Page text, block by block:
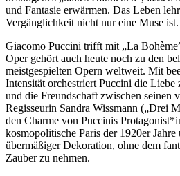
und Fantasie erwärmen. Das Leben
Vergänglichkeit nicht nur eine Muse ist.
Giacomo Puccini trifft mit „La
Oper gehört auch heute noch zu den
meistgespielten Opern weltweit. Mit
Intensität orchestriert Puccini die
und die Freundschaft zwischen seinen
Regisseurin Sandra Wissmann („Drei
den Charme von Puccinis
kosmopolitische Paris der 1920er
übermäßiger Dekoration, ohne dem
Zauber zu nehmen.